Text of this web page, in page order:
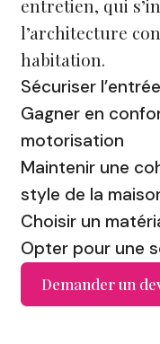
entretien, qui
l’architecture
habitation.
Sécuriser
Gagner en
motorisation
Maintenir une
style de la
Choisir un
Opter pour une
Demander un